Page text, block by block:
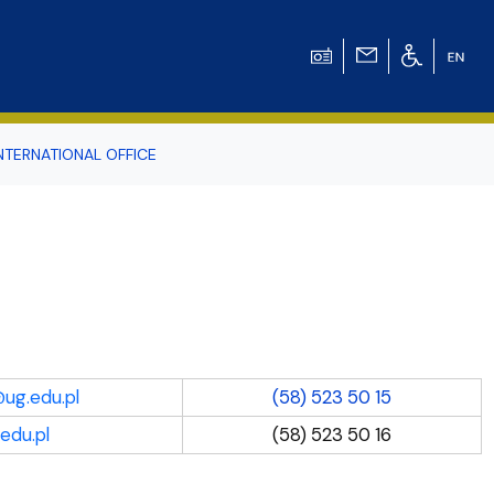
OFFICE
(58) 523 50 15
(58) 523 50 16